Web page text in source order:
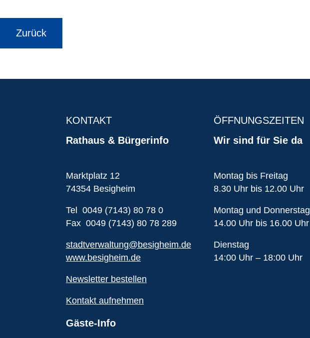
Zurück
KONTAKT
Rathaus & Bürgerinfo
Marktplatz 12
74354 Besigheim
Tel 0049 (7143) 80 78 0
Fax 0049 (7143) 80 78 289
stadtverwaltung@besigheim.de
www.besigheim.de
Newsletter bestellen
Kontakt aufnehmen
Gäste-Info
ÖFFNUNGSZEITEN
Wir sind für Sie da
Montag bis Freitag
8.30 Uhr bis 12.00 Uhr
Montag und Donnerstag
14.00 Uhr bis 16.00 Uhr
Dienstag
14:00 Uhr – 18:00 Uhr